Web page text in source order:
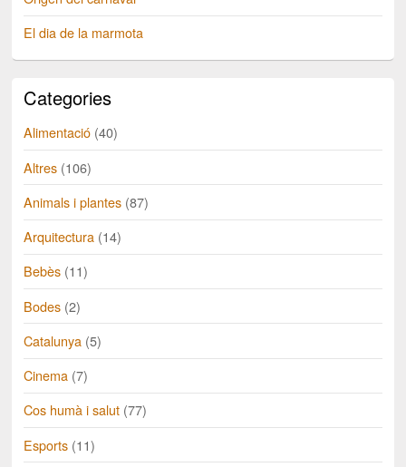
El dia de la marmota
Categories
Alimentació (40)
Altres (106)
Animals i plantes (87)
Arquitectura (14)
Bebès (11)
Bodes (2)
Catalunya (5)
Cinema (7)
Cos humà i salut (77)
Esports (11)